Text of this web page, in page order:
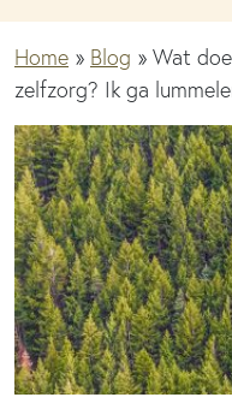
Home » Blog » Wat
zelfzorg? Ik ga